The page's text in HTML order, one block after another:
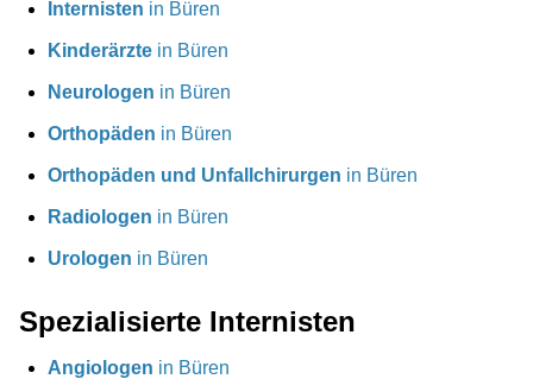
Internisten in Büren
Kinderärzte in Büren
Neurologen in Büren
Orthopäden in Büren
Orthopäden und Unfallchirurgen in Büren
Radiologen in Büren
Urologen in Büren
Spezialisierte Internisten
Angiologen in Büren